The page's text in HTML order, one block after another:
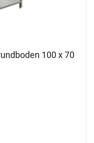
100 x 70